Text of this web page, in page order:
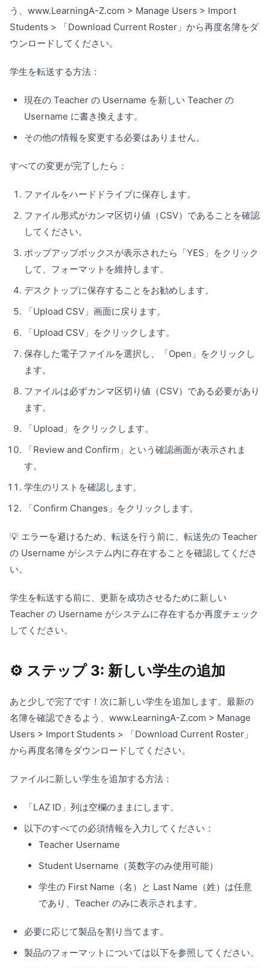
う、www.LearningA-Z.com > Manage Users > Import
Students > 「Download Current Roster」から再度名簿をダ
ウンロードしてください。
学生を転送する方法：
現在の Teacher の Username を新しい Teacher の
Username に書き換えます。
その他の情報を変更する必要はありません。
すべての変更が完了したら：
ファイルをハードドライブに保存します。
ファイル形式がカンマ区切り値（CSV）であることを確認
してください。
ポップアップボックスが表示されたら「YES」をクリック
して、フォーマットを維持します。
デスクトップに保存することをお勧めします。
「Upload CSV」画面に戻ります。
「Upload CSV」をクリックします。
保存した電子ファイルを選択し、「Open」をクリックし
ます。
ファイルは必ずカンマ区切り値（CSV）である必要があり
ます。
「Upload」をクリックします。
「Review and Confirm」という確認画面が表示されま
す。
学生のリストを確認します。
「Confirm Changes」をクリックします。
💡 エラーを避けるため、転送を行う前に、転送先の Teacher
の Username がシステム内に存在することを確認してくださ
い。
学生を転送する前に、更新を成功させるために新しい
Teacher の Username がシステムに存在するか再度チェック
してください。
⚙️ ステップ 3: 新しい学生の追加
あと少しで完了です！次に新しい学生を追加します。最新の
名簿を確認できるよう、www.LearningA-Z.com > Manage
Users > Import Students > 「Download Current Roster」
から再度名簿をダウンロードしてください。
ファイルに新しい学生を追加する方法：
「LAZ ID」列は空欄のままにします。
以下のすべての必須情報を入力してください：
Teacher Username
Student Username（英数字のみ使用可能）
学生の First Name（名）と Last Name（姓）は任意
であり、Teacher のみに表示されます。
必要に応じて製品を割り当てます。
製品のフォーマットについては以下を参照してください。